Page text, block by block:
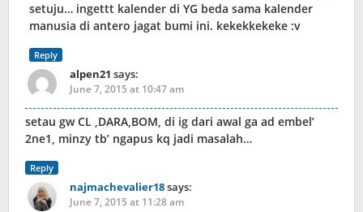
setuju… ingettt kalender di YG beda sama kalender
manusia di antero jagat bumi ini. kekekkekeke :v
Reply
alpen21 says:
June 7, 2015 at 10:47 am
setau gw CL ,DARA,BOM, di ig dari awal ga ad embel’
2ne1, minzy tb’ ngapus kq jadi masalah…
Reply
najmachevalier18says:
June 7, 2015 at 11:28 am